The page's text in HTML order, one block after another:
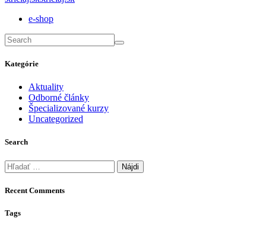
e-shop
Kategórie
Aktuality
Odborné články
Špecializované kurzy
Uncategorized
Search
Hľadať:
Recent Comments
Tags